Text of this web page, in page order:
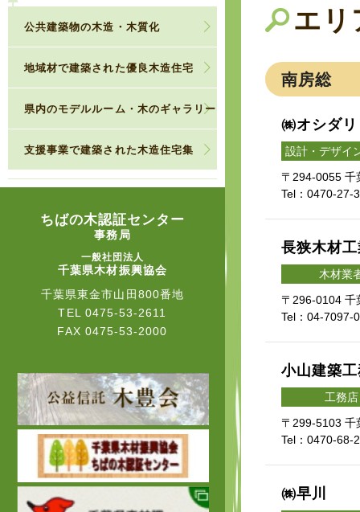
エリ
南房総
㈱オシダリ
設計・デザイ
〒294-0055 千
Tel：0470-
長狭木材
木材業
〒296-0104 千
Tel：04-
小山建築
工務店
〒299-5103 千
Tel：0470-
㈱早川
公共建築物の木造・木質化
地域材で建築された優良木造住宅
県内のモデルルーム・木のギャラリー
支援事業で建築された木造住宅集
ちばの木認証センター
事務局
一般社団法人
千葉県木材振興協会
千葉県東金市山田800番地
TEL 0475-53-2611
FAX 0475-53-2000